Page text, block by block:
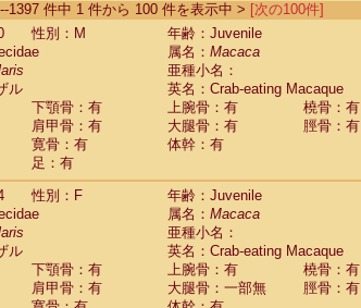
Saguinus labiatus(0)
Saguinus leucopus (6)
Saguinus midas
Saguinus mystax
Saguinus nigricollis (35)
Saguinus oedipus
Saguinus weddelli
Saguinusspp.
Aotus trivirgatus
Cebus albifrons
Cebus apella
Cebus capucinus
Cebus nigrivittatus
Cebusspp.(0)
Saimiri boliviensis
1397 件中 1 件から 100 件を表示中 > [次の100件]
性別：M
年齢：Juvenile
属名： Macaca
亜種小名：
ル
英名：Crab-eating Macaque
下顎骨：有 上腕骨：有
橈骨：有
肩甲骨：有 大腿骨：有
脛骨：有
寛骨：有
体幹：有
足：有
性別：F
年齢：Juvenile
属名： Macaca
亜種小名：
ル
英名：Crab-eating Macaque
下顎骨：有 上腕骨：有
橈骨：有
肩甲骨：有 大腿骨：一部無
脛骨：有